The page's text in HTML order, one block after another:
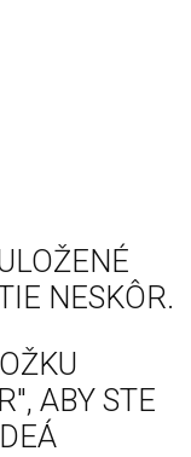
NESKÔR.
ABY STE